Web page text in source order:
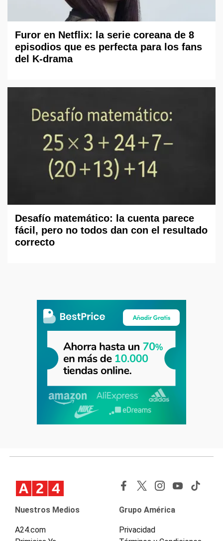
Furor en Netflix: la serie coreana de 8
episodios que es perfecta para los fans
del K-drama
Desafío matemático: la cuenta parece
fácil, pero no todos dan con el resultado
correcto
Nuestros Medios
A24.com
Grupo América
Privacidad